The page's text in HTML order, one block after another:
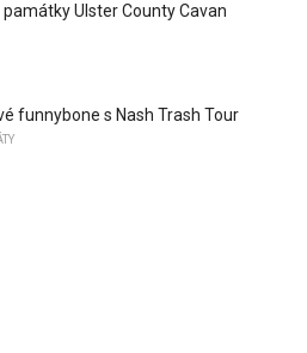
Ulster County Cavan
funnybone s Nash Trash Tour